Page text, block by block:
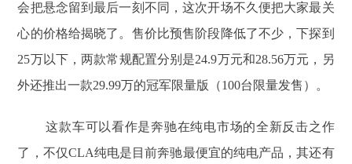
会把悬念留到最后一刻不同，这次开场不久便把大家最关
心的价格给揭晓了。售价比预售阶段降低了不少，下探到
25万以下，两款常规配置分别是24.9万元和28.56万元，另
外还推出一款29.99万的冠军限量版（100台限量发售）。
这款车可以看作是奔驰在纯电市场的全新反击之作
了，不仅CLA纯电是目前奔驰最便宜的纯电产品，其还有